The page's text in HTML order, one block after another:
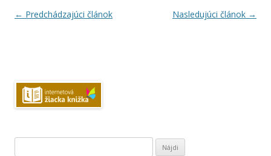
Navigácia
← Predchádzajúci článok Nasledujúci článok →